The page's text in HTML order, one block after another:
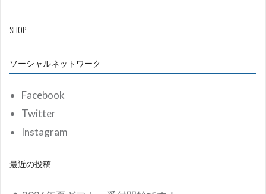
SHOP
ソーシャルネットワーク
Facebook
Twitter
Instagram
最近の投稿